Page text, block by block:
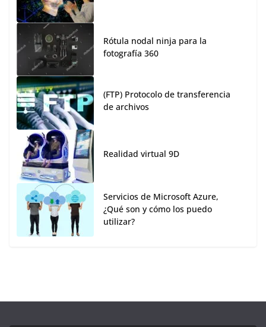
Rótula nodal ninja para la
fotografía 360
(FTP) Protocolo de transferencia
de archivos
Realidad virtual 9D
Servicios de Microsoft Azure,
¿Qué son y cómo los puedo
utilizar?